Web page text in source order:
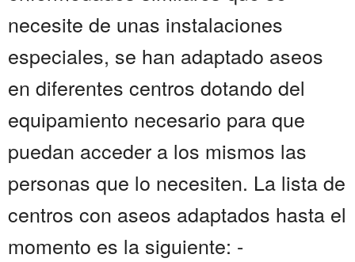
necesite de unas instalaciones
especiales, se han adaptado aseos
en diferentes centros dotando del
equipamiento necesario para que
puedan acceder a los mismos las
personas que lo necesiten. La lista de
centros con aseos adaptados hasta el
momento es la siguiente: -